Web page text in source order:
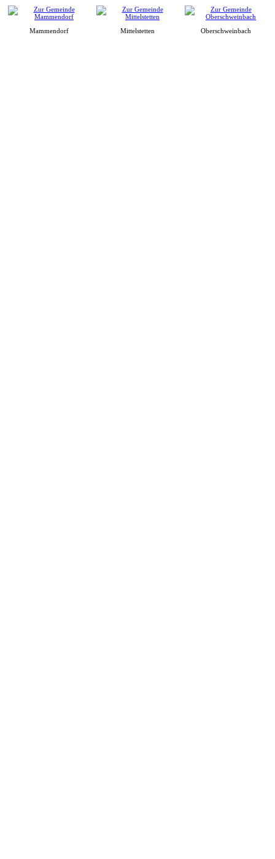
Mammendorf Mittelstetten Oberschweinbach